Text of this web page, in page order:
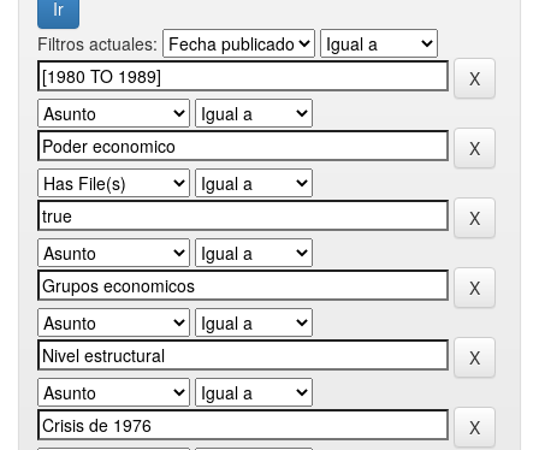
Filtros actuales: